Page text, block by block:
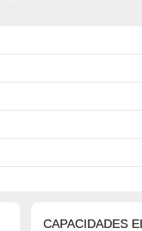
CAPACIDADES